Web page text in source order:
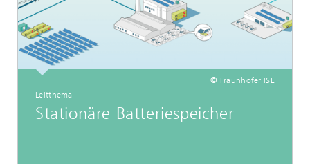
© Fraunhofer ISE
Leitthema
Stationäre Batteriespeicher